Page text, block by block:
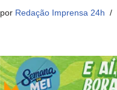
por Redação Imprensa 24h